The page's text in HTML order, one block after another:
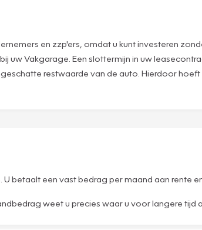
en zzp'ers, omdat u kunt investeren
uw Vakgarage. Een slottermijn in uw
restwaarde van de auto. Hierdoor
betaalt een vast bedrag per maand aan rente
weet u precies waar u voor langere tijd